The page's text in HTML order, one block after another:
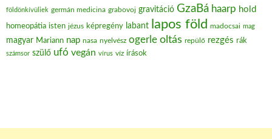
földönkívüliek germán medicina grabovoj gravitáció GzaBá haarp hold
homeopátia isten jézus képregény labant lapos föld madocsai mag
magyar Mariann nap nasa nyelvész ogerle oltás repülő rezgés rák
számsor szülő ufó vegán vírus víz írások